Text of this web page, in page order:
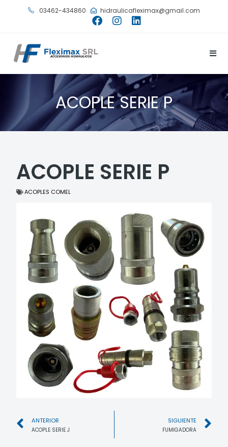
03462-434860 hidraulicafleximax@gmail.com
ACOPLE SERIE P
ACOPLE SERIE P
ACOPLES COMEL
ANTERIOR
ACOPLE SERIE J
SIGUIENTE
FUMIGADORA